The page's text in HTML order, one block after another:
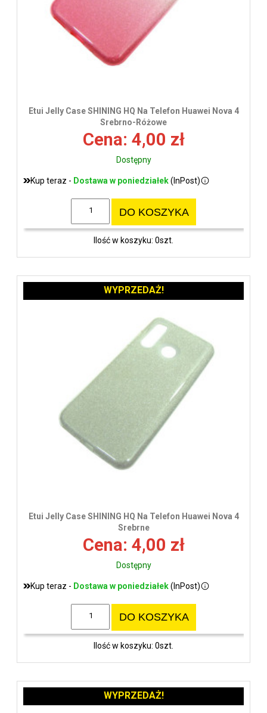
Etui Jelly Case SHINING HQ Na Telefon Huawei Nova 4
Srebrno-Różowe
Cena: 4,00 zł
Dostępny
Kup teraz - Dostawa w poniedziałek(InPost)
DO KOSZYKA
Ilość w koszyku: 0szt.
Etui Jelly Case SHINING HQ Na Telefon Huawei Nova 4
Srebrne
Cena: 4,00 zł
Dostępny
Kup teraz - Dostawa w poniedziałek(InPost)
DO KOSZYKA
Ilość w koszyku: 0szt.
WYPRZEDAŻ!
WYPRZEDAŻ!